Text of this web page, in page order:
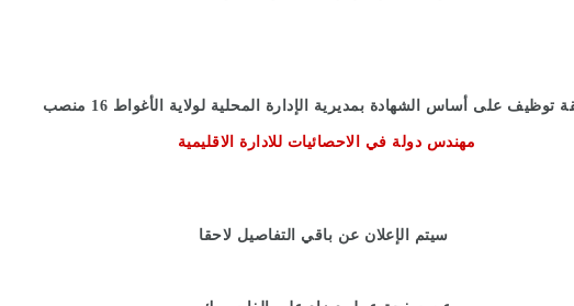
توظيف على أساس الشهادة بمديرية الإدارة المحلية لولاية الأغواط 16 منصب
مهندس دولة في الاحصائيات للادارة الاقليمية